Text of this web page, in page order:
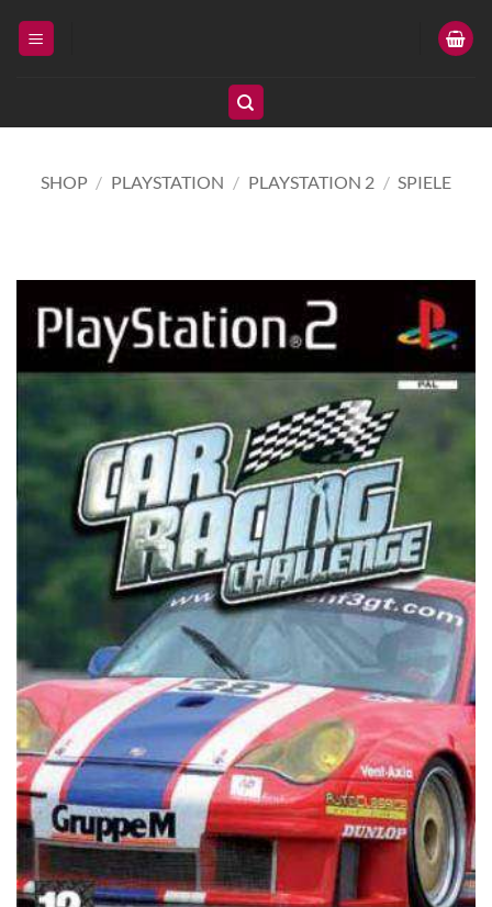
Inhalt
SHOP / PLAYSTATION / PLAYSTATION 2 / SPIELE